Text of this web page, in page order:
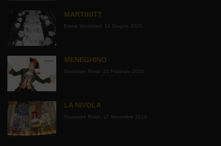
MARTINITT
Ettore Veneziani 14 Giugno 2020
MENEGHINO
Giuseppe Reiss 20 Febbraio 2020
LA NIVOLA
Giuseppe Reiss 17 Novembre 2019